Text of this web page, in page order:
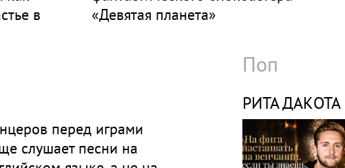
в
«Девятая планета»
перед играми
слушает песни на
Поп
РИТА ДАКОТА